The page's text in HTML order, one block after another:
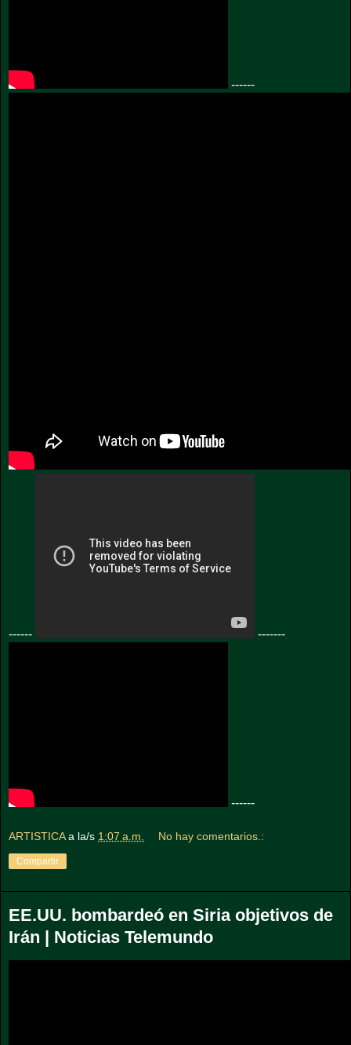
------
------ -------
------
ARTISTICA a la/s 1:07 a.m. No hay comentarios.:
Compartir
EE.UU. bombardeó en Siria objetivos de
Irán | Noticias Telemundo